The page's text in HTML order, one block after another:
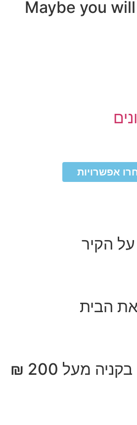
Maybe you
אפשרויות₪
₪
הקיר
הבית
מעל 200 ₪